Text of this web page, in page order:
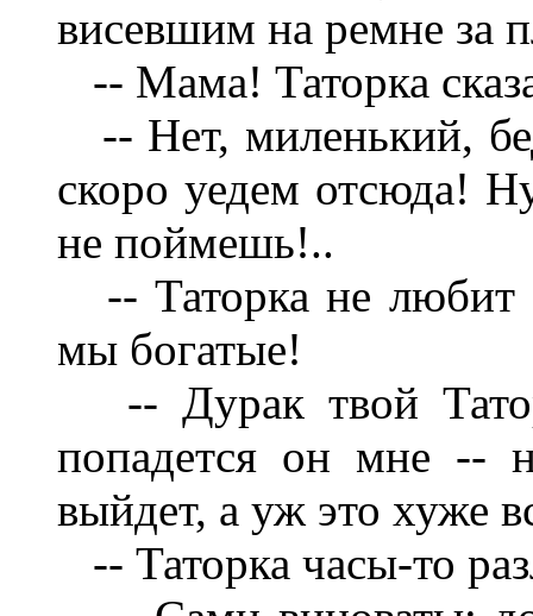
висевшим на ремне за
-- Мама! Таторка
-- Нет, миленький,
скоро уедем отсюда!
не поймешь!..
-- Таторка не любит
мы богатые!
-- Дурак твой
попадется он мне --
выйдет, а уж это хуже
-- Таторка часы-то